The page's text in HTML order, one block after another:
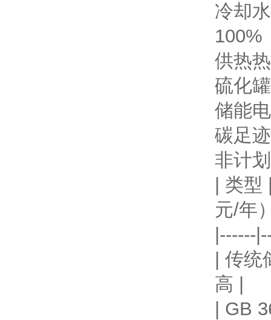
冷却
100%
供热
硫化
储能
碳足迹
非计
| 类
元/年
|------
| 传
高 |
| GB